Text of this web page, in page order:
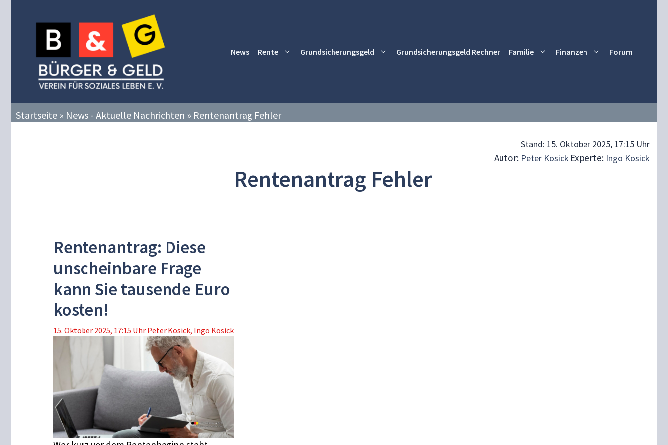
News Rente Grundsicherungsgeld Grundsicherungsgeld Rechner Familie Finanzen Forum
Startseite » News - Aktuelle Nachrichten » Rentenantrag Fehler
Stand: 15. Oktober 2025, 17:15 Uhr
Autor: Peter Kosick Experte: Ingo Kosick
Rentenantrag Fehler
Rentenantrag: Diese
unscheinbare Frage
kann Sie tausende Euro
kosten!
15. Oktober 2025, 17:15 Uhr Peter Kosick, Ingo Kosick